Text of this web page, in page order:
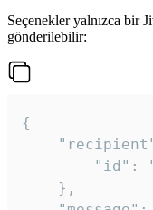
Seçenekler yalnızca bir
gönderilebilir:
{